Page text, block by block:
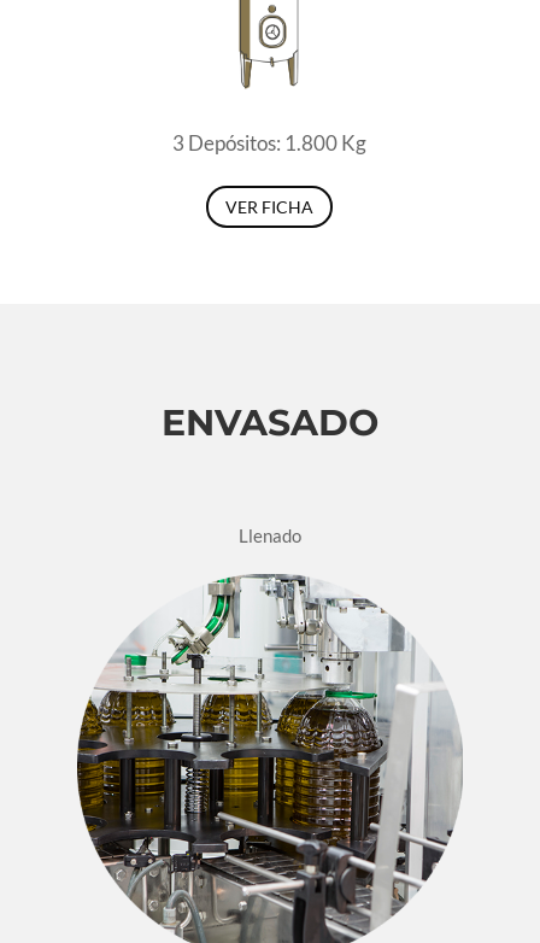
3 Depósitos: 1.800 Kg
VER FICHA
ENVASADO
Llenado